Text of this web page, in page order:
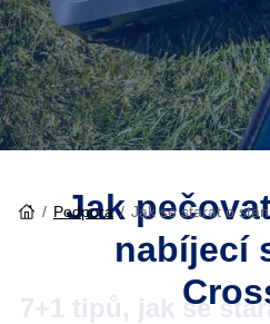
Příslušenství
O Crossio
Podpora
Vyberte měnu
Jak
nabíjecí
Podpora Jak se starat o
7+1 tipů, jak se